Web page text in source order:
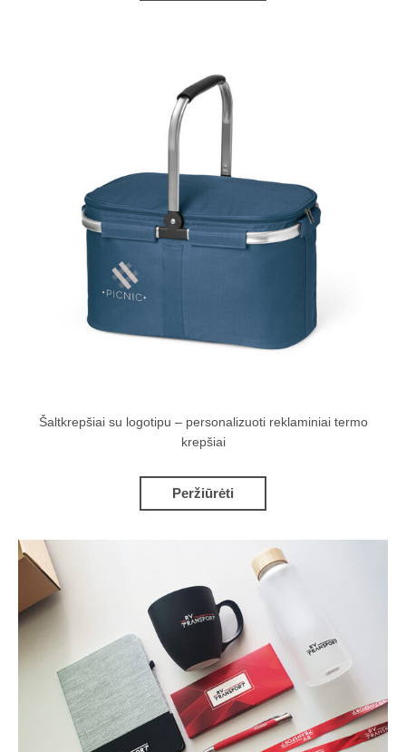
Šaltkrepšiai su logotipu – personalizuoti reklaminiai termo
krepšiai
Peržiūrėti